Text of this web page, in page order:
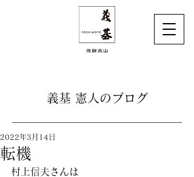
義基 憲人のブログ
転機
2022年3月14日
村上信夫さんは